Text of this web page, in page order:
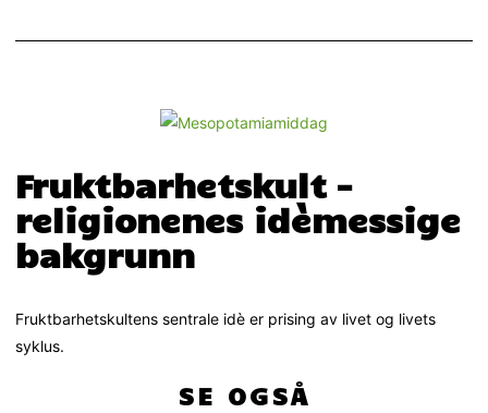
Fruktbarhetskult –
religionenes idèmessige
bakgrunn
Fruktbarhetskultens sentrale idè er prising av livet og livets
syklus.
SE OGSÅ